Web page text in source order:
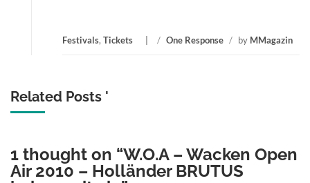
Festivals, Tickets / One Response / by MMagazin
Related Posts '
1 thought on “W.O.A – Wacken Open
Air 2010 – Holländer BRUTUS